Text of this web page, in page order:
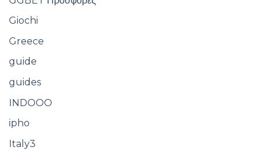
Giochi
Greece
guide
guides
INDOOO
ipho
Italy3